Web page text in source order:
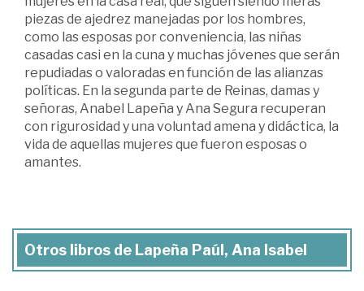
piezas de ajedrez manejadas por los hombres,
como las esposas por conveniencia, las niñas
casadas casi en la cuna y muchas jóvenes que serán
repudiadas o valoradas en función de las alianzas
políticas. En la segunda parte de Reinas, damas y
señoras, Anabel Lapeña y Ana Segura recuperan
con rigurosidad y una voluntad amena y didáctica, la
vida de aquellas mujeres que fueron esposas o
amantes.
Otros libros de Lapeña Paúl, Ana Isabel